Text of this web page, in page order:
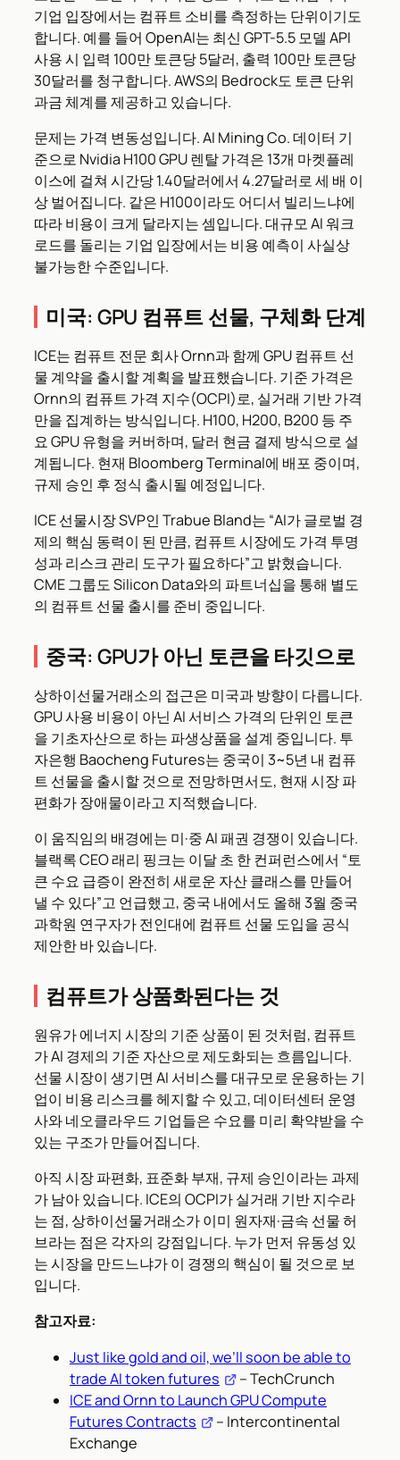
기업 입장에서는 컴퓨트 소비를 측정하는 단위이기도
합니다. 예를 들어 OpenAI는 최신 GPT-5.5 모델 API
사용 시 입력 100만 토큰당 5달러, 출력 100만 토큰당
30달러를 청구합니다. AWS의 Bedrock도 토큰 단위
과금 체계를 제공하고 있습니다.
문제는 가격 변동성입니다. AI Mining Co. 데이터 기
준으로 Nvidia H100 GPU 렌탈 가격은 13개 마켓플레
이스에 걸쳐 시간당 1.40달러에서 4.27달러로 세 배 이
상 벌어집니다. 같은 H100이라도 어디서 빌리느냐에
따라 비용이 크게 달라지는 셈입니다. 대규모 AI 워크
로드를 돌리는 기업 입장에서는 비용 예측이 사실상
불가능한 수준입니다.
미국: GPU 컴퓨트 선물, 구체화 단계
ICE는 컴퓨트 전문 회사 Ornn과 함께 GPU 컴퓨트 선
물 계약을 출시할 계획을 발표했습니다. 기준 가격은
Ornn의 컴퓨트 가격 지수(OCPI)로, 실거래 기반 가격
만을 집계하는 방식입니다. H100, H200, B200 등 주
요 GPU 유형을 커버하며, 달러 현금 결제 방식으로 설
계됩니다. 현재 Bloomberg Terminal에 배포 중이며,
규제 승인 후 정식 출시될 예정입니다.
ICE 선물시장 SVP인 Trabue Bland는 “AI가 글로벌 경
제의 핵심 동력이 된 만큼, 컴퓨트 시장에도 가격 투명
성과 리스크 관리 도구가 필요하다”고 밝혔습니다.
CME 그룹도 Silicon Data와의 파트너십을 통해 별도
의 컴퓨트 선물 출시를 준비 중입니다.
중국: GPU가 아닌 토큰을 타깃으로
상하이선물거래소의 접근은 미국과 방향이 다릅니다.
GPU 사용 비용이 아닌 AI 서비스 가격의 단위인 토큰
을 기초자산으로 하는 파생상품을 설계 중입니다. 투
자은행 Baocheng Futures는 중국이 3~5년 내 컴퓨
트 선물을 출시할 것으로 전망하면서도, 현재 시장 파
편화가 장애물이라고 지적했습니다.
이 움직임의 배경에는 미·중 AI 패권 경쟁이 있습니다.
블랙록 CEO 래리 핑크는 이달 초 한 컨퍼런스에서 “토
큰 수요 급증이 완전히 새로운 자산 클래스를 만들어
낼 수 있다”고 언급했고, 중국 내에서도 올해 3월 중국
과학원 연구자가 전인대에 컴퓨트 선물 도입을 공식
제안한 바 있습니다.
컴퓨트가 상품화된다는 것
원유가 에너지 시장의 기준 상품이 된 것처럼, 컴퓨트
가 AI 경제의 기준 자산으로 제도화되는 흐름입니다.
선물 시장이 생기면 AI 서비스를 대규모로 운용하는 기
업이 비용 리스크를 헤지할 수 있고, 데이터센터 운영
사와 네오클라우드 기업들은 수요를 미리 확약받을 수
있는 구조가 만들어집니다.
아직 시장 파편화, 표준화 부재, 규제 승인이라는 과제
가 남아 있습니다. ICE의 OCPI가 실거래 기반 지수라
는 점, 상하이선물거래소가 이미 원자재·금속 선물 허
브라는 점은 각자의 강점입니다. 누가 먼저 유동성 있
는 시장을 만드느냐가 이 경쟁의 핵심이 될 것으로 보
입니다.
참고자료:
Just like gold and oil, we’ll soon be able to
trade AI token futures
– TechCrunch
ICE and Ornn to Launch GPU Compute
Futures Contracts
– Intercontinental
Exchange